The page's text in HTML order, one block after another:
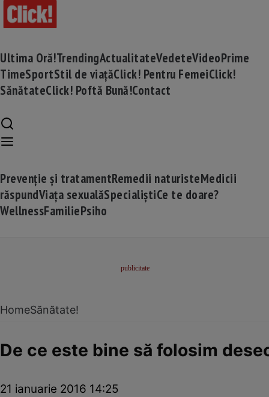
Ultima Oră!TrendingActualitateVedeteVideoPrime
TimeSportStil de viațăClick! Pentru FemeiClick!
SănătateClick! Poftă Bună!Contact
Prevenție și tratamentRemedii naturisteMedicii
răspundViața sexualăSpecialiștiCe te doare?
WellnessFamiliePsiho
HomeSănătate!
De ce este bine să folosim
21 ianuarie 2016 14:25